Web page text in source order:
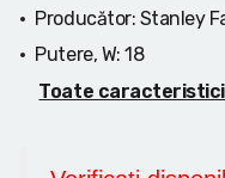
Producător: Stanley
Putere, W: 18
Toate